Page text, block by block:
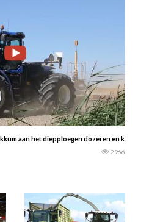
aan het diepploegen dozeren en kilveren
2966